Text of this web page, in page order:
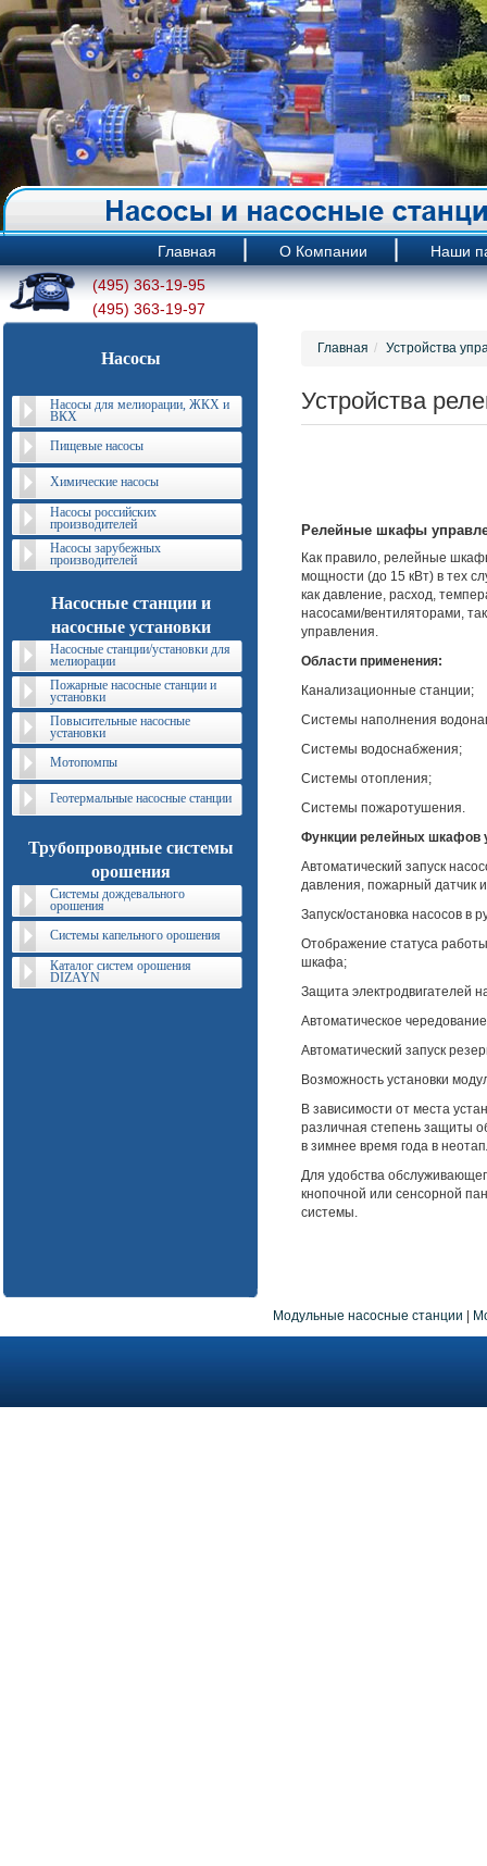
Главная О Компании
Наши
(495) 363-19-95
(495) 363-19-97
Насосы
Насосы для мелиорации, ЖКХ и
ВКХ
Пищевые насосы
Химические насосы
Насосы российских
производителей
Насосы зарубежных
производителей
Насосные станции и
насосные установки
Насосные станции/установки для
мелиорации
Пожарные насосные станции и
установки
Повысительные насосные
установки
Мотопомпы
Геотермальные насосные станции
Трубопроводные системы
орошения
Системы дождевального
орошения
Системы капельного орошения
Каталог систем орошения
DIZAYN
Главная Устройства
Устройства
Релейные шкафы
Как правило, релейные
мощности (до 15 кВт) в тех
как давление, расход,
насосами/вентиляторами,
управления.
Области применения:
Канализационные станции;
Системы наполнения
Системы водоснабжения;
Системы отопления;
Системы пожаротушения.
Функции релейных шкафов
Автоматический запуск
давления, пожарный датчик и
Запуск/остановка насосов в
Отображение статуса
шкафа;
Защита электродвигателей
Автоматическое
Автоматический запуск
Возможность установки
В зависимости от места
различная степень защиты
в зимнее время года в
Для удобства
кнопочной или сенсорной
системы.
Модульные насосные станции